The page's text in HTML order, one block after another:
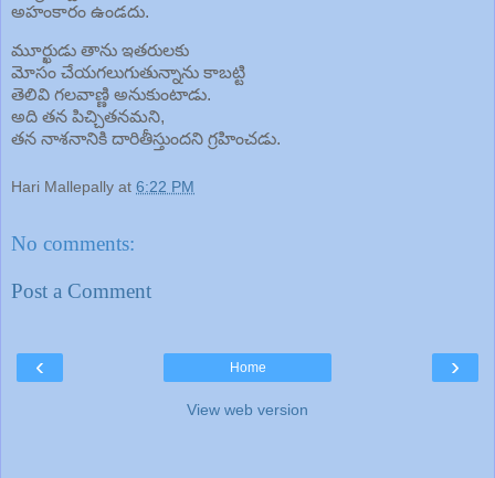
అహంకారం ఉండదు.
మూర్ఖుడు తాను ఇతరులకు
మోసం చేయగలుగుతున్నాను కాబట్టి
తెలివి గలవాణ్ణి అనుకుంటాడు.
అది తన పిచ్చితనమని,
తన నాశనానికి దారితీస్తుందని గ్రహించడు.
Hari Mallepally at 6:22 PM
No comments:
Post a Comment
‹ ›
Home
View web version